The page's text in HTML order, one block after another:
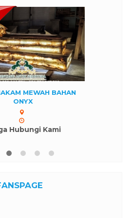
MEWAH BAHAN
ONYX
Hubungi Kami